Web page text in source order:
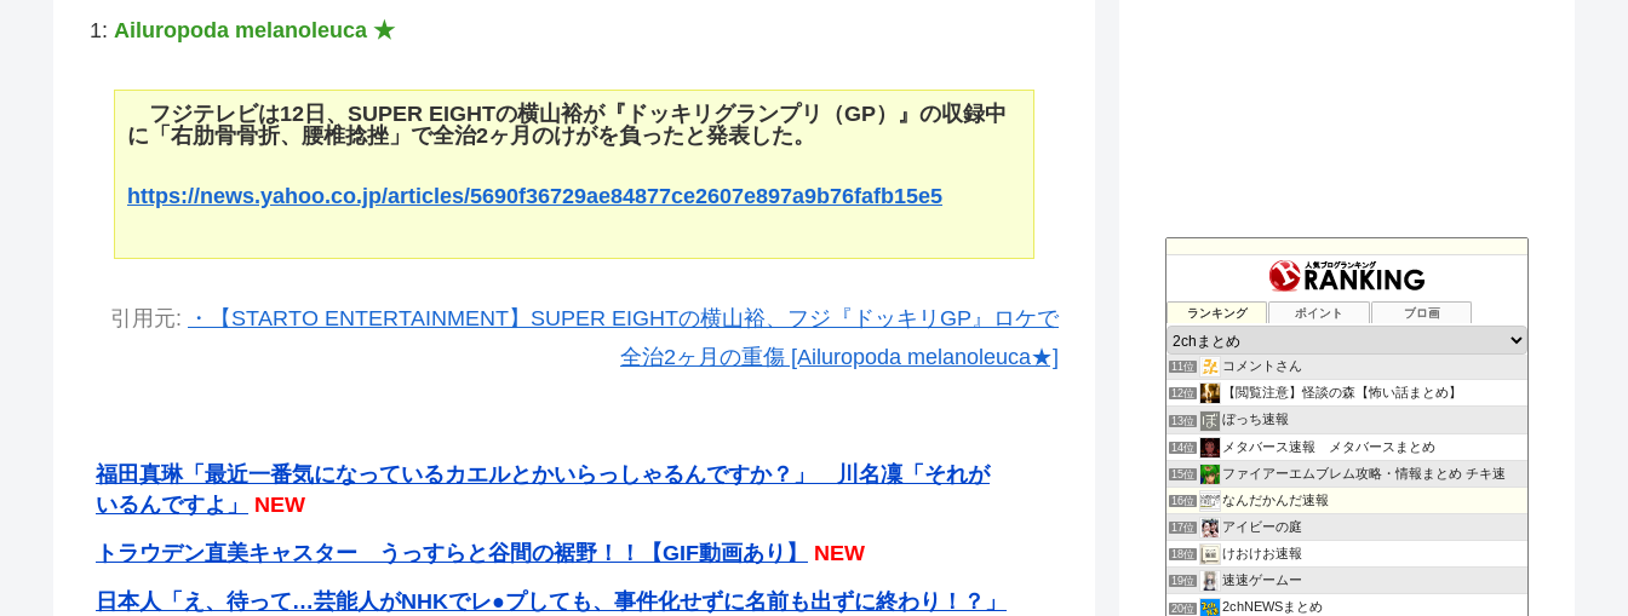
1: Ailuropoda melanoleuca ★
フジテレビは12日、SUPER EIGHTの横山裕が『ドッキリグランプリ（GP）』の収録中
に「右肋骨骨折、腰椎捻挫」で全治2ヶ月のけがを負ったと発表した。
https://news.yahoo.co.jp/articles/5690f36729ae84877ce2607e897a9b76fafb15e5
引用元:
・【STARTO ENTERTAINMENT】SUPER EIGHTの横山裕、フジ『ドッキリGP』ロケで
全治2ヶ月の重傷 [Ailuropoda melanoleuca★]
福田真琳「最近一番気になっているカエルとかいらっしゃるんですか？」 川名凜「それが
いるんですよ」
NEW
トラウデン直美キャスター うっすらと谷間の裾野！！【GIF動画あり】
NEW
日本人「え、待って…芸能人がNHKでレ●プしても、事件化せずに名前も出ずに終わり！？」
ランキング ポイント ブロ画
毎日の時事ネタ・ニュース
10位 よい子のためのおんＪまとめ速報
11位 コメントさん
12位 【閲覧注意】怪談の森【怖い話まとめ】
13位 ぼっち速報
14位 メタバース速報 メタバースまとめ
15位 ファイアーエムブレム攻略・情報まとめ チキ速
16位 なんだかんだ速報
17位 アイビーの庭
18位 けおけお速報
19位 速速ゲームー
20位 2chNEWSまとめ